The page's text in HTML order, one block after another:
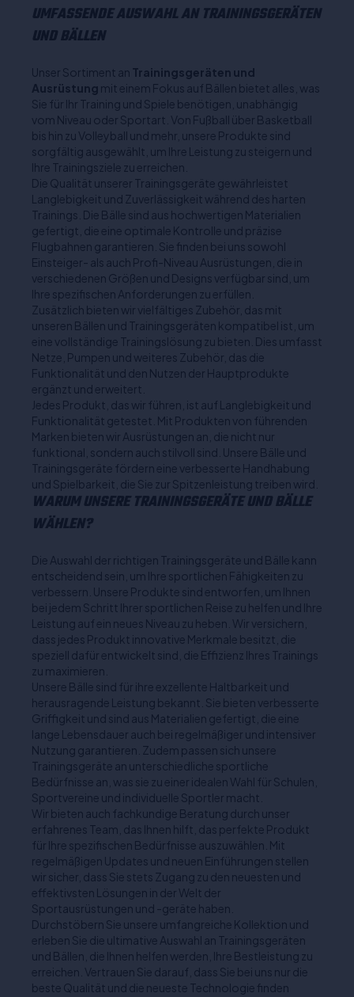
UMFASSENDE AUSWAHL AN TRAININGSGERÄTEN
UND BÄLLEN
Unser Sortiment an Trainingsgeräten und
Ausrüstung mit einem Fokus auf Bällen bietet alles, was
Sie für Ihr Training und Spiele benötigen, unabhängig
vom Niveau oder Sportart. Von Fußball über Basketball
bis hin zu Volleyball und mehr, unsere Produkte sind
sorgfältig ausgewählt, um Ihre Leistung zu steigern und
Ihre Trainingsziele zu erreichen.
Die Qualität unserer Trainingsgeräte gewährleistet
Langlebigkeit und Zuverlässigkeit während des harten
Trainings. Die Bälle sind aus hochwertigen Materialien
gefertigt, die eine optimale Kontrolle und präzise
Flugbahnen garantieren. Sie finden bei uns sowohl
Einsteiger- als auch Profi-Niveau Ausrüstungen, die in
verschiedenen Größen und Designs verfügbar sind, um
Ihre spezifischen Anforderungen zu erfüllen.
Zusätzlich bieten wir vielfältiges Zubehör, das mit
unseren Bällen und Trainingsgeräten kompatibel ist, um
eine vollständige Trainingslösung zu bieten. Dies umfasst
Netze, Pumpen und weiteres Zubehör, das die
Funktionalität und den Nutzen der Hauptprodukte
ergänzt und erweitert.
Jedes Produkt, das wir führen, ist auf Langlebigkeit und
Funktionalität getestet. Mit Produkten von führenden
Marken bieten wir Ausrüstungen an, die nicht nur
funktional, sondern auch stilvoll sind. Unsere Bälle und
Trainingsgeräte fördern eine verbesserte Handhabung
und Spielbarkeit, die Sie zur Spitzenleistung treiben wird.
WARUM UNSERE TRAININGSGERÄTE UND BÄLLE
WÄHLEN?
Die Auswahl der richtigen Trainingsgeräte und Bälle kann
entscheidend sein, um Ihre sportlichen Fähigkeiten zu
verbessern. Unsere Produkte sind entworfen, um Ihnen
bei jedem Schritt Ihrer sportlichen Reise zu helfen und Ihre
Leistung auf ein neues Niveau zu heben. Wir versichern,
dass jedes Produkt innovative Merkmale besitzt, die
speziell dafür entwickelt sind, die Effizienz Ihres Trainings
zu maximieren.
Unsere Bälle sind für ihre exzellente Haltbarkeit und
herausragende Leistung bekannt. Sie bieten verbesserte
Griffigkeit und sind aus Materialien gefertigt, die eine
lange Lebensdauer auch bei regelmäßiger und intensiver
Nutzung garantieren. Zudem passen sich unsere
Trainingsgeräte an unterschiedliche sportliche
Bedürfnisse an, was sie zu einer idealen Wahl für Schulen,
Sportvereine und individuelle Sportler macht.
Wir bieten auch fachkundige Beratung durch unser
erfahrenes Team, das Ihnen hilft, das perfekte Produkt
für Ihre spezifischen Bedürfnisse auszuwählen. Mit
regelmäßigen Updates und neuen Einführungen stellen
wir sicher, dass Sie stets Zugang zu den neuesten und
effektivsten Lösungen in der Welt der
Sportausrüstungen und -geräte haben.
Durchstöbern Sie unsere umfangreiche Kollektion und
erleben Sie die ultimative Auswahl an Trainingsgeräten
und Bällen, die Ihnen helfen werden, Ihre Bestleistung zu
erreichen. Vertrauen Sie darauf, dass Sie bei uns nur die
beste Qualität und die neueste Technologie finden